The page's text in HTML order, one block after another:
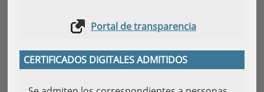
Portal de transparencia
CERTIFICADOS DIGITALES ADMITIDOS